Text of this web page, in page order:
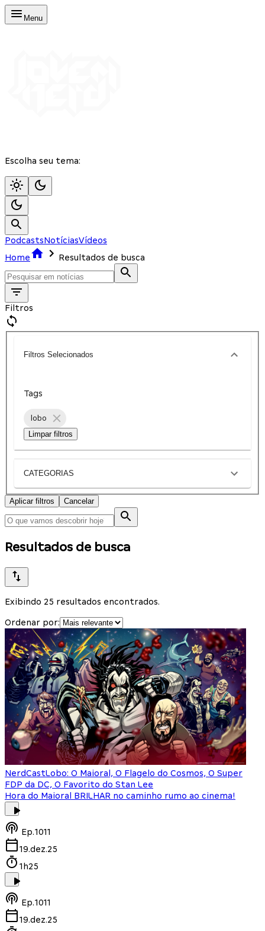
Menu
Escolha seu tema:
PodcastsNotíciasVídeos
Home
Resultados de busca
Filtros
Filtros Selecionados
Tags
lobo
Limpar filtros
CATEGORIAS
Aplicar filtros Cancelar
Resultados de busca
Exibindo 25 resultados encontrados.
Ordenar por:
NerdCastLobo: O Maioral, O Flagelo do Cosmos, O Super
FDP da DC, O Favorito do Stan Lee
Hora do Maioral BRILHAR no caminho rumo ao cinema!
Ep.1011
19.dez.25
1h25
Ep.1011
19.dez.25